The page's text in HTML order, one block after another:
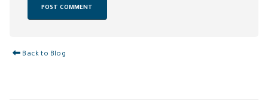
Back to Blog